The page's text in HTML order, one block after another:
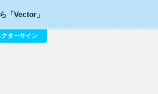
「Vector」
クターサイン